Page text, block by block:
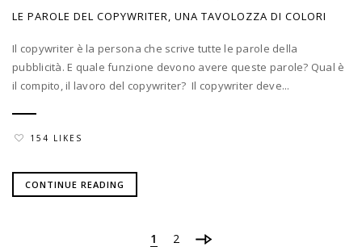
LE PAROLE DEL COPYWRITER, UNA TAVOLOZZA DI COLORI
Il copywriter è la persona che scrive tutte le parole della
pubblicità. E quale funzione devono avere queste parole? Qual è
il compito, il lavoro del copywriter? Il copywriter deve...
154 LIKES
CONTINUE READING
1 2